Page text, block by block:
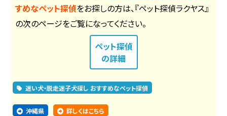
すめなペット探偵をお探しの方は、『ペット探偵ラクヤス』
の次のページをご覧になってください。
ペット探偵
の詳細
迷い犬・脱走迷子犬探し おすすめなペット探偵
沖縄県 詳しくはこちら